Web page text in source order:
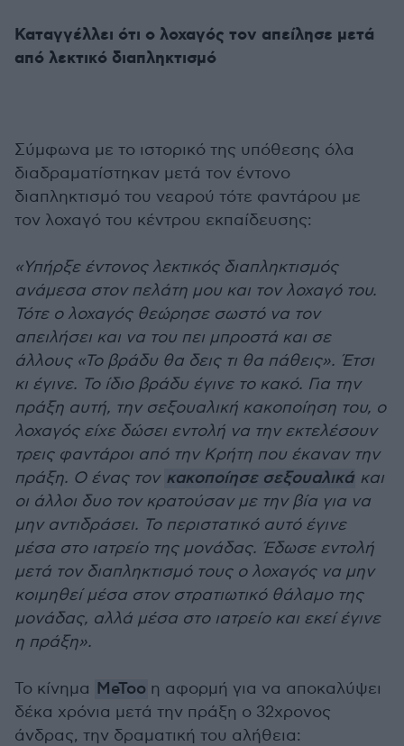
Καταγγέλλει ότι ο λοχαγός τον απείλησε μετά
από λεκτικό διαπληκτισμό
Σύμφωνα με το ιστορικό της υπόθεσης όλα
διαδραματίστηκαν μετά τον έντονο
διαπληκτισμό του νεαρού τότε φαντάρου με
τον λοχαγό του κέντρου εκπαίδευσης:
«Υπήρξε έντονος λεκτικός διαπληκτισμός
ανάμεσα στον πελάτη μου και τον λοχαγό του.
Τότε ο λοχαγός θεώρησε σωστό να τον
απειλήσει και να του πει μπροστά και σε
άλλους «Το βράδυ θα δεις τι θα πάθεις». Έτσι
κι έγινε. Το ίδιο βράδυ έγινε το κακό. Για την
πράξη αυτή, την σεξουαλική κακοποίηση του, ο
λοχαγός είχε δώσει εντολή να την εκτελέσουν
τρεις φαντάροι από την Κρήτη που έκαναν την
πράξη. Ο ένας τον κακοποίησε σεξουαλικά και
οι άλλοι δυο τον κρατούσαν με την βία για να
μην αντιδράσει. Το περιστατικό αυτό έγινε
μέσα στο ιατρείο της μονάδας. Έδωσε εντολή
μετά τον διαπληκτισμό τους ο λοχαγός να μην
κοιμηθεί μέσα στον στρατιωτικό θάλαμο της
μονάδας, αλλά μέσα στο ιατρείο και εκεί έγινε
η πράξη».
Το κίνημα MeToo η αφορμή για να αποκαλύψει
δέκα χρόνια μετά την πράξη ο 32χρονος
άνδρας, την δραματική του αλήθεια: